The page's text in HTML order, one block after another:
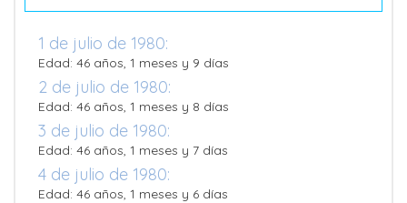
1 de julio de 1980:
Edad: 46 años, 1 meses y 9 días
2 de julio de 1980:
Edad: 46 años, 1 meses y 8 días
3 de julio de 1980:
Edad: 46 años, 1 meses y 7 días
4 de julio de 1980:
Edad: 46 años, 1 meses y 6 días